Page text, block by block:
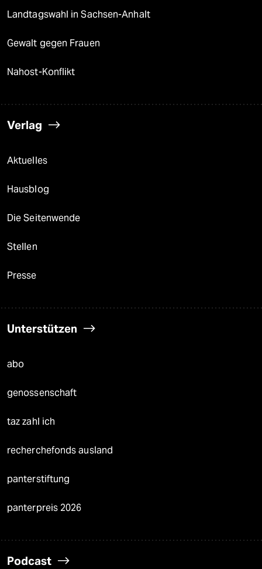
Landtagswahl in Sachsen-Anhalt
Gewalt gegen Frauen
Nahost-Konflikt
Verlag
Aktuelles
Hausblog
Die Seitenwende
Stellen
Presse
Unterstützen
abo
genossenschaft
taz zahl ich
recherchefonds ausland
panterstiftung
panterpreis 2026
Podcast